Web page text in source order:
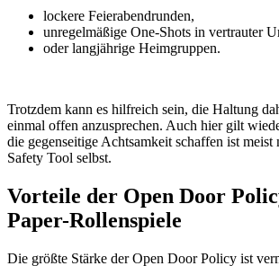
lockere Feierabendrunden,
unregelmäßige One-Shots in vertrauter
oder langjährige Heimgruppen.
Trotzdem kann es hilfreich sein, die Haltung
einmal offen anzusprechen. Auch hier gilt
die gegenseitige Achtsamkeit schaffen ist meist
Safety Tool selbst.
Vorteile der Open Door
Paper-Rollenspiele
Die größte Stärke der Open Door Policy ist